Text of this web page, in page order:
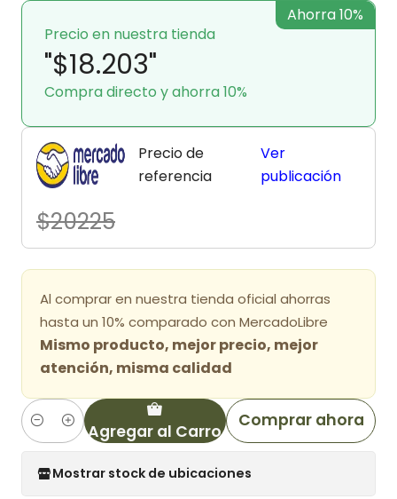
Precio en nuestra tienda
"$18.203"
Compra directo y ahorra 10%
Ahorra 10%
Precio de
referencia
$20225
Ver
publicación
Al comprar en nuestra tienda oficial ahorras
hasta un 10% comparado con MercadoLibre
Mismo producto, mejor precio, mejor
atención, misma calidad
Cantidad Agregar al Carro
Comprar ahora
Mostrar stock de ubicaciones